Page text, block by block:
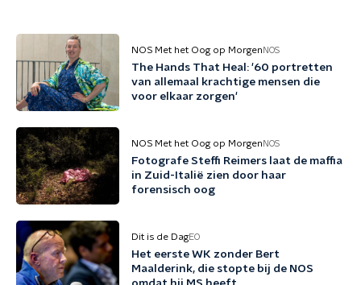
NOS Met het Oog op Morgen NOS
The Hands That Heal: '60 portretten
van allemaal krachtige mensen die
voor elkaar zorgen'
NOS Met het Oog op Morgen NOS
Fotografe Steffi Reimers laat de maffia
in Zuid-Italië zien door haar
forensisch oog
Dit is de DagEO
Het eerste WK zonder Bert
Maalderink, die stopte bij de NOS